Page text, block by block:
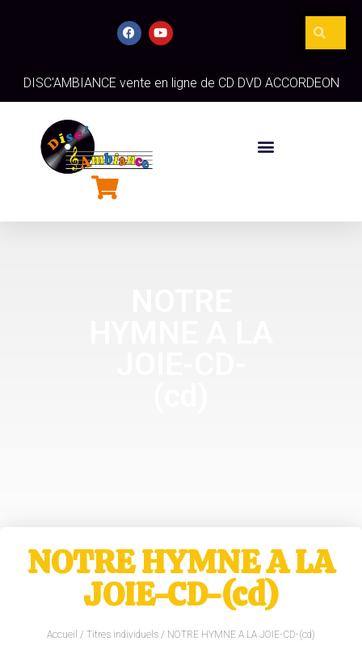
DISC'AMBIANCE vente en ligne de CD DVD ACCORDEON
NOTRE HYMNE A LA
JOIE-CD-(cd)
Accueil / Titres individuels / NOTRE HYMNE A LA JOIE-CD-(cd)